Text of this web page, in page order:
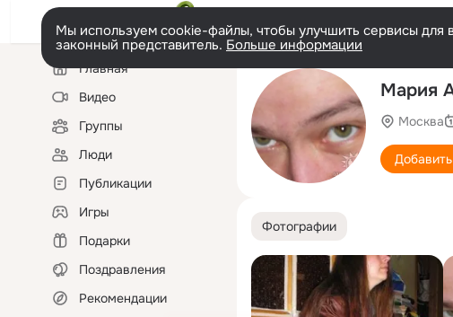
Мы используем cookie-файлы, чтобы улучшить сервисы для
законный представитель. Больше информации
Левая
колонкаГлавная
Видео
Группы
Люди
Публикации
Игры
Подарки
Поздравления
Рекомендации
Мария
Москва
Фотографии